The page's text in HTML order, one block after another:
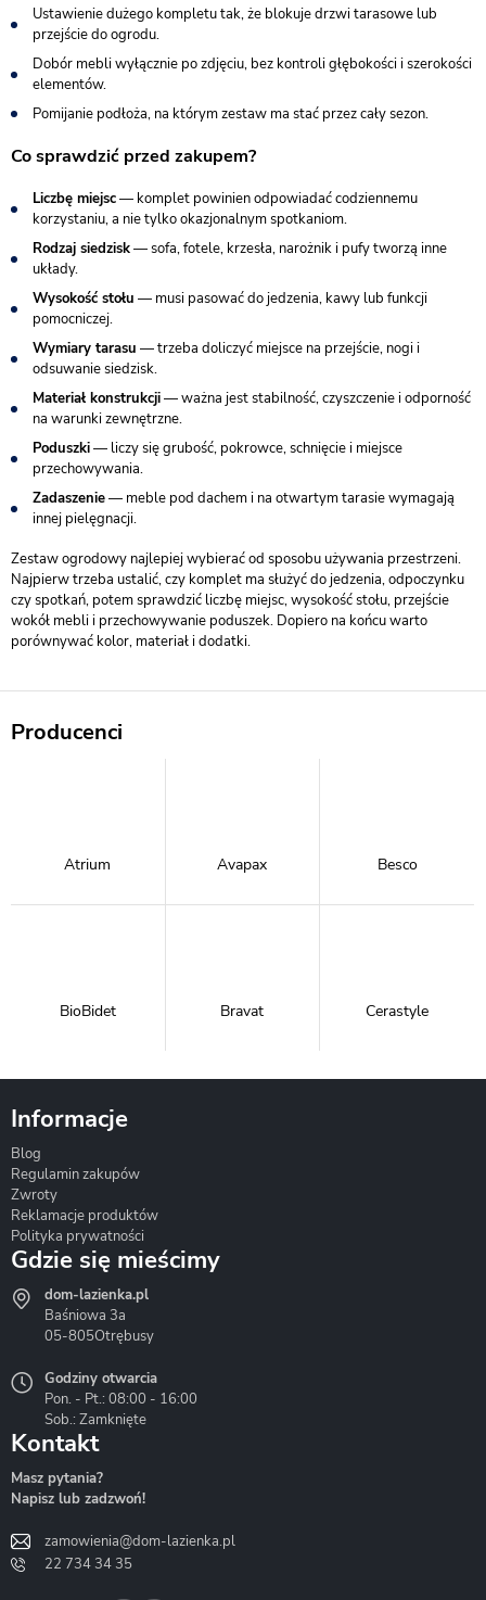
Ustawienie dużego kompletu tak, że blokuje drzwi tarasowe lub
przejście do ogrodu.
Dobór mebli wyłącznie po zdjęciu, bez kontroli głębokości i szerokości
elementów.
Pomijanie podłoża, na którym zestaw ma stać przez cały sezon.
Co sprawdzić przed zakupem?
Liczbę miejsc— komplet powinien odpowiadać codziennemu
korzystaniu, a nie tylko okazjonalnym spotkaniom.
Rodzaj siedzisk— sofa, fotele, krzesła, narożnik i pufy tworzą inne
układy.
Wysokość stołu — musi pasować do jedzenia, kawy lub funkcji
pomocniczej.
Wymiary tarasu — trzeba doliczyć miejsce na przejście, nogi i
odsuwanie siedzisk.
Materiał konstrukcji— ważna jest stabilność, czyszczenie i odporność
na warunki zewnętrzne.
Poduszki— liczy się grubość, pokrowce, schnięcie i miejsce
przechowywania.
Zadaszenie— meble pod dachem i na otwartym tarasie wymagają
innej pielęgnacji.
Zestaw ogrodowy najlepiej wybierać od sposobu używania przestrzeni.
Najpierw trzeba ustalić, czy komplet ma służyć do jedzenia, odpoczynku
czy spotkań, potem sprawdzić liczbę miejsc, wysokość stołu, przejście
wokół mebli i przechowywanie poduszek. Dopiero na końcu warto
porównywać kolor, materiał i dodatki.
Producenci
Atrium Avapax Besco
BioBidet Bravat Cerastyle
Hydrostop
Liveno
Informacje
Blog
Regulamin zakupów
Zwroty
Reklamacje produktów
Polityka prywatności
Gdzie się mieścimy
dom-lazienka.pl
Baśniowa 3a
05-805Otrębusy
Godziny otwarcia
Pon. - Pt.: 08:00 - 16:00
Sob.: Zamknięte
Kontakt
Masz pytania?
Napisz lub zadzwoń!
zamowienia@dom-lazienka.pl
22 734 34 35